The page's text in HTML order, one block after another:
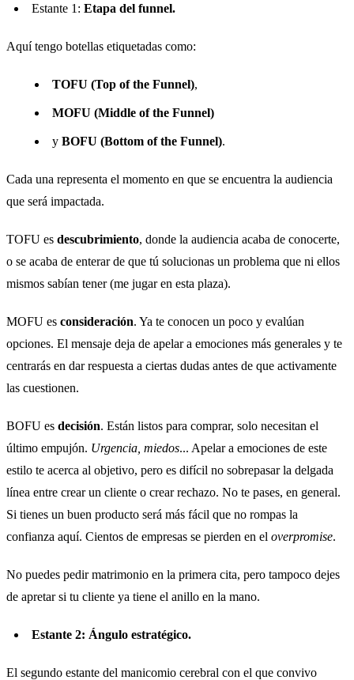
Estante 1: Etapa del funnel.
Aquí tengo botellas etiquetadas como:
TOFU (Top of the Funnel),
MOFU (Middle of the Funnel)
y BOFU (Bottom of the Funnel).
Cada una representa el momento en que se encuentra la audiencia
que será impactada.
TOFU es descubrimiento, donde la audiencia acaba de conocerte,
o se acaba de enterar de que tú solucionas un problema que ni ellos
mismos sabían tener (me jugar en esta plaza).
MOFU es consideración. Ya te conocen un poco y evalúan
opciones. El mensaje deja de apelar a emociones más generales y te
centrarás en dar respuesta a ciertas dudas antes de que activamente
las cuestionen.
BOFU es decisión. Están listos para comprar, solo necesitan el
último empujón. Urgencia, miedos... Apelar a emociones de este
estilo te acerca al objetivo, pero es difícil no sobrepasar la delgada
línea entre crear un cliente o crear rechazo. No te pases, en general.
Si tienes un buen producto será más fácil que no rompas la
confianza aquí. Cientos de empresas se pierden en el overpromise.
No puedes pedir matrimonio en la primera cita, pero tampoco dejes
de apretar si tu cliente ya tiene el anillo en la mano.
Estante 2: Ángulo estratégico.
El segundo estante del manicomio cerebral con el que convivo